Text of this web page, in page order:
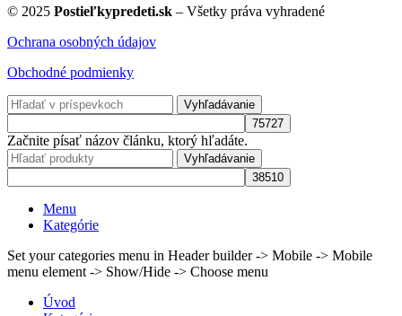
© 2025 Postieľkypredeti.sk – Všetky práva vyhradené
Ochrana osobných údajov
Obchodné podmienky
Vyhľadávanie
Začnite písať názov článku, ktorý hľadáte.
Vyhľadávanie
Menu
Kategórie
Set your categories menu in Header builder -> Mobile -> Mobile
menu element -> Show/Hide -> Choose menu
Úvod